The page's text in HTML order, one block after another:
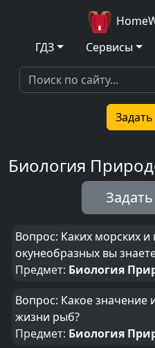
ГДЗ
Сервисы
Биология
Вопрос: Каких морских
окунеобразных вы
Предмет: Биология
Вопрос: Какое значение
жизни рыб?
Предмет: Биология